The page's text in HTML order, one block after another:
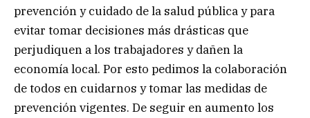
prevención y cuidado de la salud pública y para
evitar tomar decisiones más drásticas que
perjudiquen a los trabajadores y dañen la
economía local. Por esto pedimos la colaboración
de todos en cuidarnos y tomar las medidas de
prevención vigentes. De seguir en aumento los